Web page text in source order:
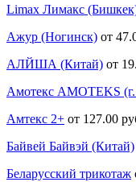
Limax Лимакс
Ажур (Ногинск) от
АЛЙША (Китай) от
Амотекс AMOTEKS
Амтекс 2+ от 127.00
Байвей Байвэй (Китай)
Беларусский трикотаж